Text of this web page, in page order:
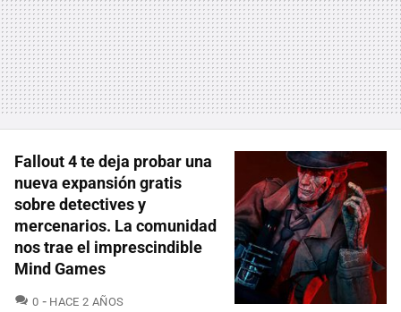
Fallout 4 te deja probar una
nueva expansión gratis
sobre detectives y
mercenarios. La comunidad
nos trae el imprescindible
Mind Games
0 COMENTARIOS
HACE 2 AÑOS